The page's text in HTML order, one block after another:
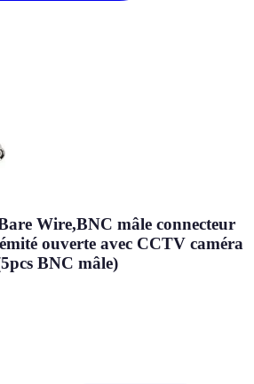
Wire,BNC mâle connecteur
ouverte avec CCTV caméra
BNC mâle)